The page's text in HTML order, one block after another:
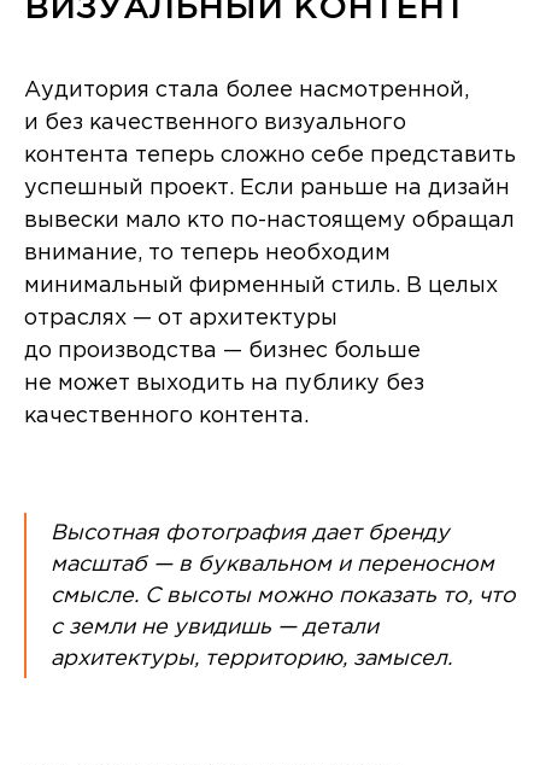
ВИЗУАЛЬНЫЙ КОНТЕНТ
Аудитория стала более насмотренной,
и без качественного визуального
контента теперь сложно себе представить
успешный проект. Если раньше на дизайн
вывески мало кто по-настоящему обращал
внимание, то теперь необходим
минимальный фирменный стиль. В целых
отраслях — от архитектуры
до производства — бизнес больше
не может выходить на публику без
качественного контента.
Высотная фотография дает бренду
масштаб — в буквальном и переносном
смысле. С высоты можно показать то, что
с земли не увидишь — детали
архитектуры, территорию, замысел.